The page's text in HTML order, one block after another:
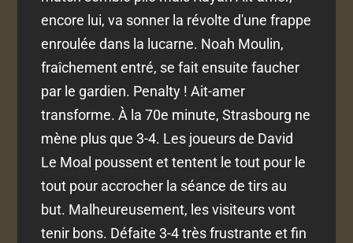
encore lui, va sonner la révolte d'une frappe
enroulée dans la lucarne. Noah Moulin,
fraîchement entré, se fait ensuite faucher
par le gardien. Penalty ! Ait-amer
transforme. À la 70e minute, Strasbourg ne
mène plus que 3-4. Les joueurs de David
Le Moal poussent et tentent le tout pour le
tout pour accrocher la séance de tirs au
but. Malheureusement, les visiteurs vont
tenir bons. Défaite 3-4 très frustrante et fin